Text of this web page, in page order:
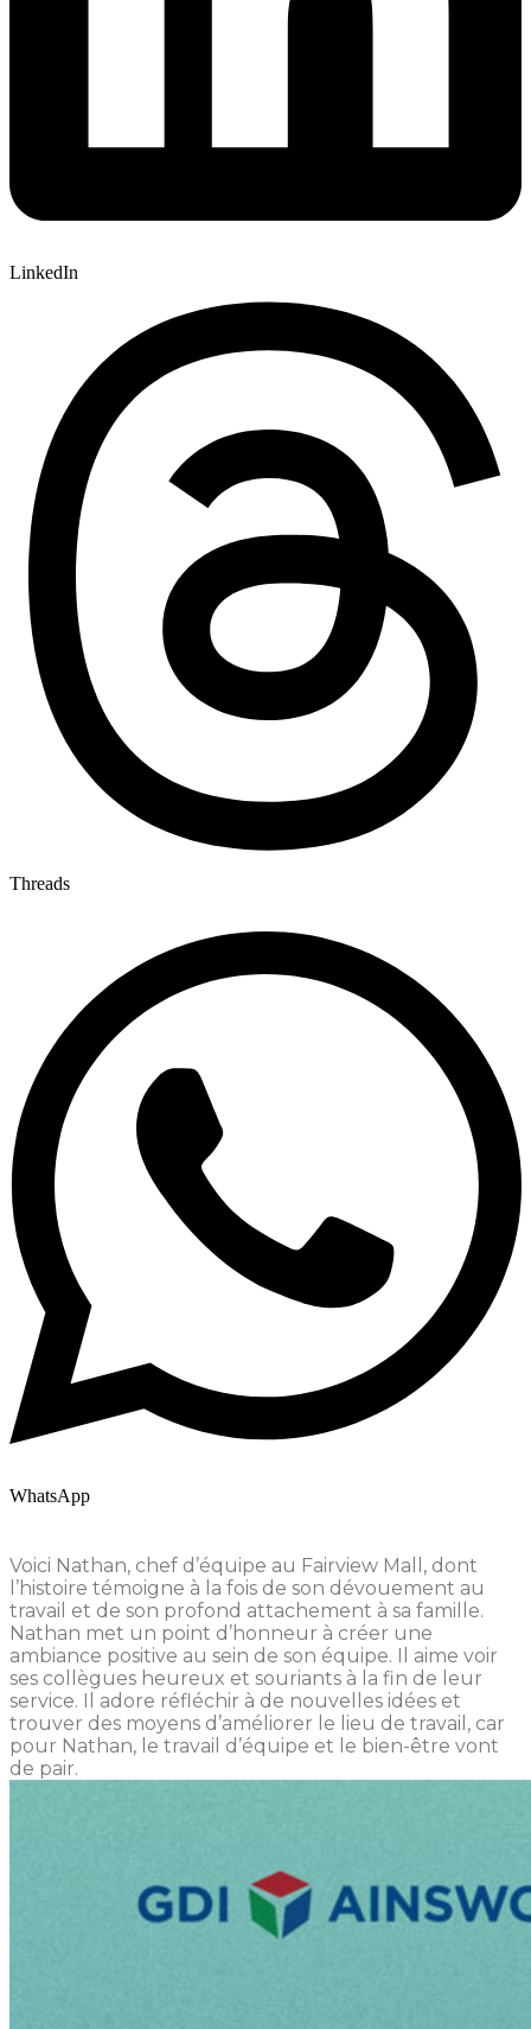
LinkedIn
Threads
WhatsApp
Voici Nathan, chef d’équipe au Fairview Mall, dont
l’histoire témoigne à la fois de son dévouement au
travail et de son profond attachement à sa famille.
Nathan met un point d’honneur à créer une
ambiance positive au sein de son équipe. Il aime voir
ses collègues heureux et souriants à la fin de leur
service. Il adore réfléchir à de nouvelles idées et
trouver des moyens d’améliorer le lieu de travail, car
pour Nathan, le travail d’équipe et le bien-être vont
de pair.